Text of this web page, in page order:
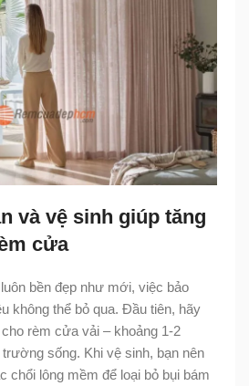
và vệ sinh giúp tăng
cửa
bền đẹp như mới, việc bảo
không thể bỏ qua. Đầu tiên, hãy
rèm cửa vải – khoảng 1-2
sống. Khi vệ sinh, bạn nên
chổi lông mềm để loại bỏ bụi bám